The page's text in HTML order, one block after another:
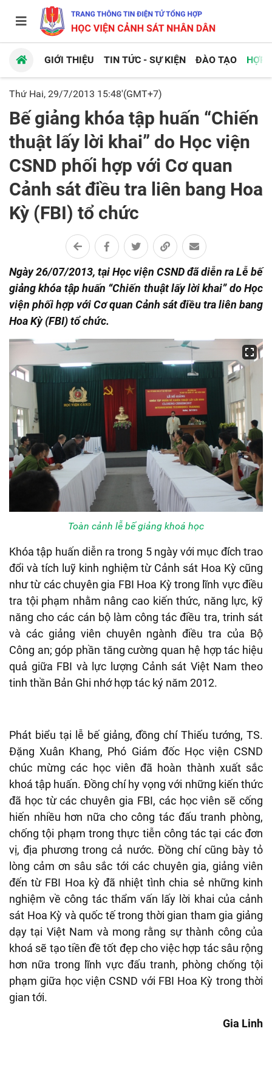
GIỚI THIỆU TIN TỨC - SỰ KIỆN ĐÀO TẠO HỢP
Thứ Hai, 29/7/2013 15:48'(GMT+7)
Bế giảng khóa tập huấn “Chiến
thuật lấy lời khai” do Học viện
CSND phối hợp với Cơ quan
Cảnh sát điều tra liên bang Hoa
Kỳ (FBI) tổ chức
Ngày 26/07/2013, tại Học viện CSND đã diễn ra Lễ bế
giảng khóa tập huấn “Chiến thuật lấy lời khai” do Học
viện phối hợp với Cơ quan Cảnh sát điều tra liên bang
Hoa Kỳ (FBI) tổ chức.
Toàn cảnh lễ bế giảng khoá học
Khóa tập huấn diễn ra trong 5 ngày với mục đích trao
đổi và tích luỹ kinh nghiệm từ Cảnh sát Hoa Kỳ cũng
như từ các chuyên gia FBI Hoa Kỳ trong lĩnh vực điều
tra tội phạm nhằm nâng cao kiến thức, năng lực, kỹ
năng cho các cán bộ làm công tác điều tra, trinh sát
và các giảng viên chuyên ngành điều tra của Bộ
Công an; góp phần tăng cường quan hệ hợp tác hiệu
quả giữa FBI và lực lượng Cảnh sát Việt Nam theo
tinh thần Bản Ghi nhớ hợp tác ký năm 2012.
Phát biểu tại lễ bế giảng, đồng chí Thiếu tướng, TS.
Đặng Xuân Khang, Phó Giám đốc Học viện CSND
chúc mừng các học viên đã hoàn thành xuất sắc
khoá tập huấn. Đồng chí hy vọng với những kiến thức
đã học từ các chuyên gia FBI, các học viên sẽ cống
hiến nhiều hơn nữa cho công tác đấu tranh phòng,
chống tội phạm trong thực tiễn công tác tại các đơn
vị, địa phương trong cả nước. Đồng chí cũng bày tỏ
lòng cảm ơn sâu sắc tới các chuyên gia, giảng viên
đến từ FBI Hoa kỳ đã nhiệt tình chia sẻ những kinh
nghiệm về công tác thẩm vấn lấy lời khai của cảnh
sát Hoa Kỳ và quốc tế trong thời gian tham gia giảng
dạy tại Việt Nam và mong rằng sự thành công của
khoá sẽ tạo tiền đề tốt đẹp cho việc hợp tác sâu rộng
hơn nữa trong lĩnh vực đấu tranh, phòng chống tội
phạm giữa học viện CSND với FBI Hoa Kỳ trong thời
gian tới.
Gia Linh